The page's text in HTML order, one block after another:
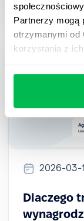
Partnerzy mogą
otrzymanymi od
korzystania z ich
2026-03-
Dlaczego